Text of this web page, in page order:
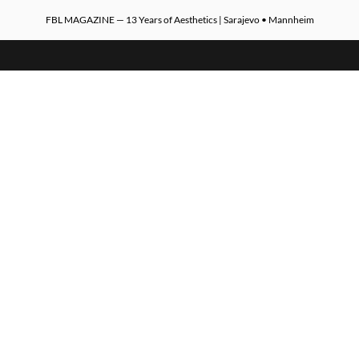
FBL MAGAZINE — 13 Years of Aesthetics | Sarajevo • Mannheim